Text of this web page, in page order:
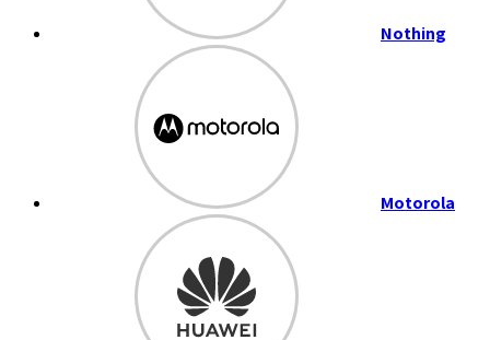
Nothing
Motorola